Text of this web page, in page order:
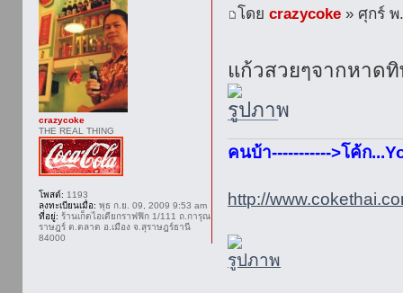
โดยcrazycoke » ศุกร์ พ
แก้วสวยๆจากหาด
คนบ้า----------->โค้ก
http://
crazycoke
THE REAL THING
โพสต์: 1193
ลงทะเบียนเมื่อ: พุธ ก.ย. 09, 2009 9:53 am
ที่อยู่: ร้านเก็ตไอเดียกราฟฟิก 1/111 ถ.การุณ
ราษฎร์ ต.ตลาด อ.เมือง จ.สุราษฎร์ธานี
84000